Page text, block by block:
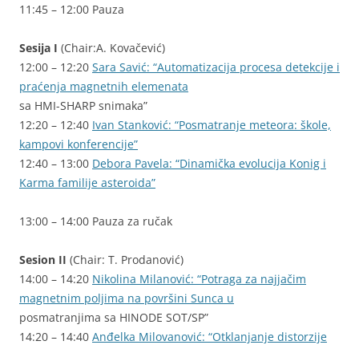
11:45 – 12:00 Pauza
Sesija I (Chair:A. Kovačević)
12:00 – 12:20 Sara Savić: “Automatizacija procesa detekcije i
praćenja magnetnih elemenata
sa HMI-SHARP snimaka”
12:20 – 12:40 Ivan Stanković: “Posmatranje meteora: škole,
kampovi konferencije”
12:40 – 13:00 Debora Pavela: “Dinamička evolucija Konig i
Karma familije asteroida”
13:00 – 14:00 Pauza za ručak
Sesion II (Chair: T. Prodanović)
14:00 – 14:20 Nikolina Milanović: “Potraga za najjačim
magnetnim poljima na površini Sunca u
posmatranjima sa HINODE SOT/SP”
14:20 – 14:40 Anđelka Milovanović: “Otklanjanje distorzije